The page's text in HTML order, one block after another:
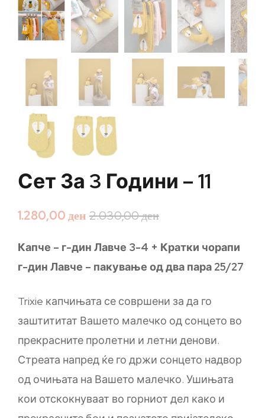
Сет За 3 Години – 11
2.030,00ден
1.280,00ден
Капче – г-дин Лавче 3-4 + Кратки чорапи
г-дин Лавче – пакување од два пара 25/27
Trixie капчињата се совршени за да го
заштититат Вашето малечко од сонцето во
прекрасните пролетни и летни денови.
Стреата напред ќе го држи сонцето надвор
од очињата на Вашето малечко. Ушињата
кои отскокнуваат во горниот дел како и